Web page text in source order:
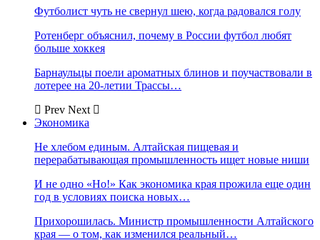
Футболист чуть не свернул шею, когда радовался голу
Ротенберг объяснил, почему в России футбол любят
больше хоккея
Барнаульцы поели ароматных блинов и поучаствовали в
лотерее на 20-летии Трассы…
Prev Next
Экономика
Не хлебом единым. Алтайская пищевая и
перерабатывающая промышленность ищет новые ниши
И не одно «Но!» Как экономика края прожила еще один
год в условиях поиска новых…
Прихорошилась. Министр промышленности Алтайского
края — о том, как изменился реальный…